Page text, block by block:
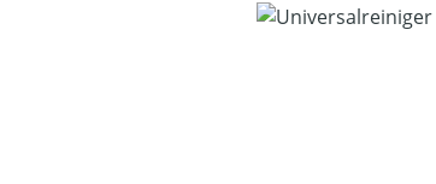
Bildergalerie überspringen